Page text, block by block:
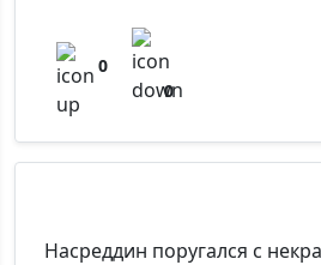
0
0
Насреддин поругался с